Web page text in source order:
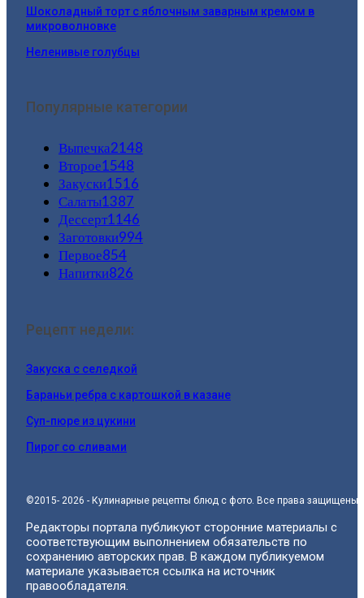
Шоколадный торт с яблочным заварным кремом в
микроволновке
Неленивые голубцы
Популярные категории
Выпечка2148
Второе1548
Закуски1516
Салаты1387
Дессерт1146
Заготовки994
Первое854
Напитки826
Рецепт недели:
Закуска с селедкой
Бараньи ребра с картошкой в казане
Суп-пюре из цукини
Пирог со сливами
©2015- 2026 - Кулинарные рецепты блюд с фото. Все права защищены.
Редакторы портала публикуют сторонние материалы с
соответствующим выполнением обязательств по
сохранению авторских прав. В каждом публикуемом
материале указывается ссылка на источник
правообладателя.